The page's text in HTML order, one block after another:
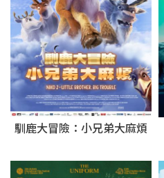
馴鹿大冒險：小兄弟大麻煩